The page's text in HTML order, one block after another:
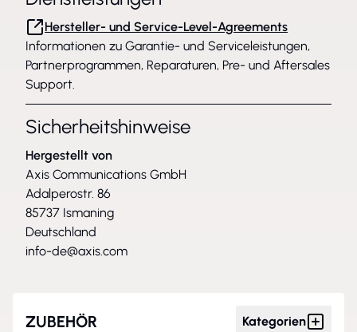
Hersteller- und Service-Level-Agreements
Informationen zu Garantie- und Serviceleistungen,
Partnerprogrammen, Reparaturen, Pre- und Aftersales
Support.
Sicherheitshinweise
Hergestellt von
Axis Communications GmbH
Adalperostr. 86
85737 Ismaning
Deutschland
info-de@axis.com
ZUBEHÖR Kategorien